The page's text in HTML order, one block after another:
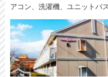
アコン、洗濯機、ユニットバス